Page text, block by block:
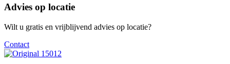
Advies op locatie
Wilt u gratis en vrijblijvend advies op locatie?
Contact